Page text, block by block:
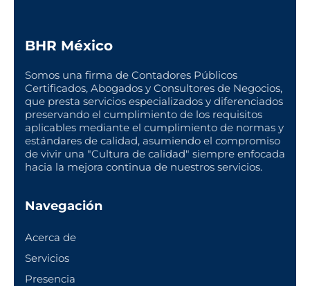
BHR México
Somos una firma de Contadores Públicos
Certificados, Abogados y Consultores de Negocios,
que presta servicios especializados y diferenciados
preservando el cumplimiento de los requisitos
aplicables mediante el cumplimiento de normas y
estándares de calidad, asumiendo el compromiso
de vivir una "Cultura de calidad" siempre enfocada
hacia la mejora continua de nuestros servicios.
Navegación
Acerca de
Servicios
Presencia